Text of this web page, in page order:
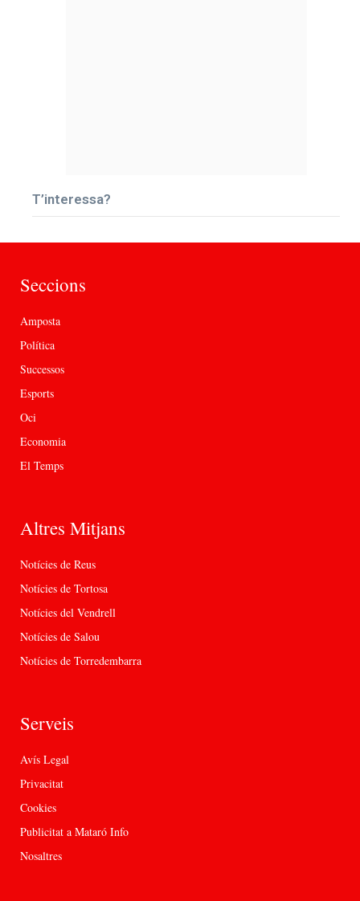
T’interessa?
Seccions
Amposta
Política
Successos
Esports
Oci
Economia
El Temps
Altres Mitjans
Notícies de Reus
Notícies de Tortosa
Notícies del Vendrell
Notícies de Salou
Notícies de Torredembarra
Serveis
Avís Legal
Privacitat
Cookies
Publicitat a Mataró Info
Nosaltres